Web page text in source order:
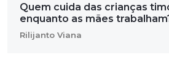
Quem cuida das crianças
enquanto as mães
Rilijanto Viana